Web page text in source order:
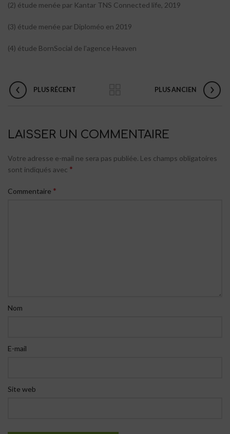
(2) étude menée par Kantar TNS Connected life, 2019
(3) étude menée par Diploméo en 2019
(4) étude BornSocial de l’agence Heaven
PLUS RÉCENT PLUS ANCIEN
LAISSER UN COMMENTAIRE
Votre adresse e-mail ne sera pas publiée. Les champs obligatoires
sont indiqués avec *
Commentaire *
Nom
E-mail
Site web